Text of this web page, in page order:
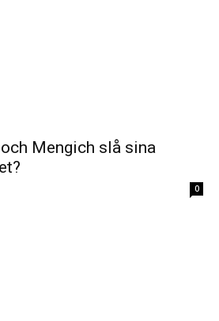
Mengich slå sina
0